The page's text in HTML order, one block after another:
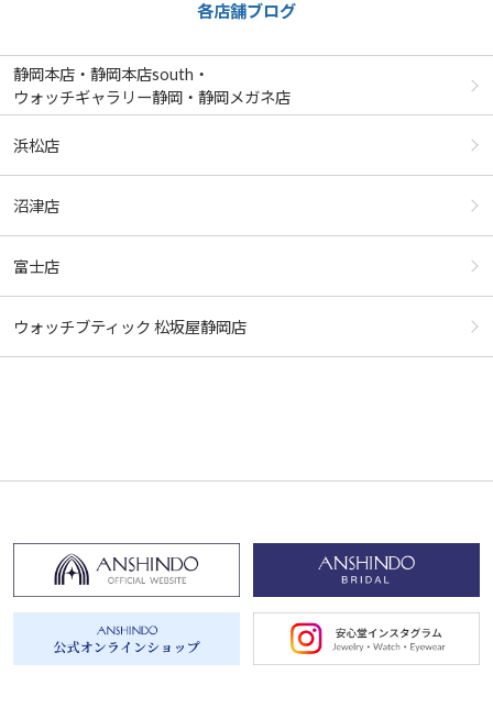
各店舗ブログ
静岡本店・静岡本店south・
ウォッチギャラリー静岡・静岡メガネ店
浜松店
沼津店
富士店
ウォッチブティック 松坂屋静岡店